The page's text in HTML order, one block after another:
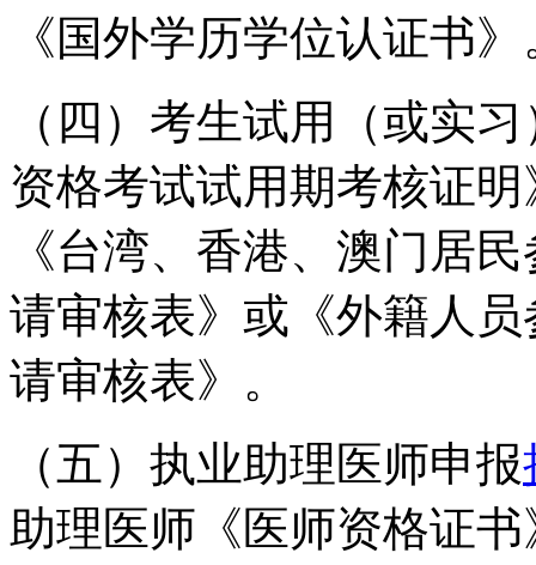
《国外学历学位认证书》
（四）考生试用（或实
资格考试试用期考核证
《台湾、香港、澳门居
请审核表》或《外籍人
请审核表》。
（五）执业助理医师申报
助理医师《医师资格证